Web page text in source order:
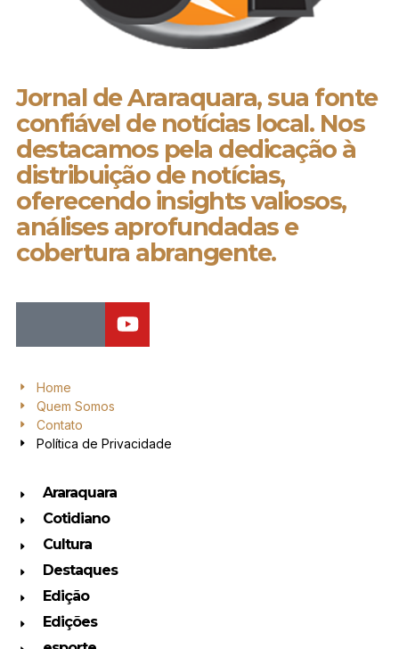
Jornal de Araraquara, sua fonte
confiável de notícias local. Nos
destacamos pela dedicação à
distribuição de notícias,
oferecendo insights valiosos,
análises aprofundadas e
cobertura abrangente.
Home
Quem Somos
Contato
Política de Privacidade
Araraquara
Cotidiano
Cultura
Destaques
Edição
Edições